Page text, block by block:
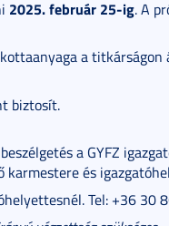
2025. február 25-ig. A
a
biztosít.
a GYFZ
karmestere és
Tel: +36 30